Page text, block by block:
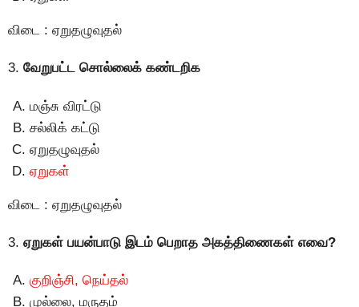
விடை : ஏறுதழுவுதல்
3. வேறுபட்ட சொல்லைக் கண்டறிக
மஞ்சு விரட்டு
சல்லிக் கட்டு
ஏறுதழுவுதல்
ஏறுகள்
விடை : ஏறுதழுவுதல்
3. ஏறுகள் பயன்பாடு இடம் பெறாத அகத்திணைகள் எவை?
குறிஞ்சி, நெய்தல்
முல்லை, மருதம்